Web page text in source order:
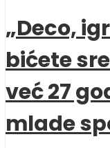
„Deco,
bićete
već 27
mlade